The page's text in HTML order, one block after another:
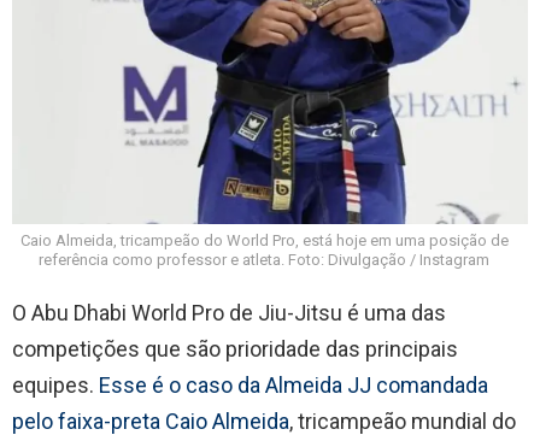
Caio Almeida, tricampeão do World Pro, está hoje em uma posição de
referência como professor e atleta. Foto: Divulgação / Instagram
O Abu Dhabi World Pro de Jiu-Jitsu é uma das
competições que são prioridade das principais
equipes. Esse é o caso da Almeida JJ comandada
pelo faixa-preta Caio Almeida, tricampeão mundial do